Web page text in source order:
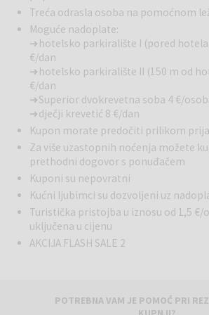
ležaljke i suncobrane. Nekoliko desetak
prirodnu borovu šumu, također blizu Ilirija
se šljunčana plaža, pogodna za boravak
Sve plaže opremljene su toaletima i tuševima,
i Lavender bar za osvježenje te Beach Club
te još mnogo dodatnog sadržaja za djecu ili
Unutarnji bazen pronaći ćete u sklopu Hotela
opremljen dodatnim dječjim bazenom,
izravnim pogledom na more – za pravi SPA i
sklopu hotela Adriatic. Kvaliteta mora se
čistoća je označena najvišom ocjenom -
Hotel Kornati
nalazi se u popularnom
Moru, tik uz obalu i u blizini stare gradske
udoban boravak u moderno opremljenim
važnih sadržaja koji osiguravaju opuštajući
Treća odrasla osoba na pomoćnom
Moguće nadoplate:
➜ hotelsko parkiralište I (pored hotela
€/dan
➜ hotelsko parkiralište II (150 m od
€/dan
➜ Superior dvokrevetna soba 4 €/
➜ dječji krevetić 8 €/dan
Kupon morate predočiti prilikom
Za više uzastopnih noćenja možete
prethodni dogovor s ponuđačem
Kuponi su nepovratni
Kućni ljubimci su dozvoljeni uz
Turistička pristojba u iznosu od 1,5 €/
uključena u cijenu
AKCIJA FLASH SALE 2
POTREBNA VAM JE POMOĆ PRI